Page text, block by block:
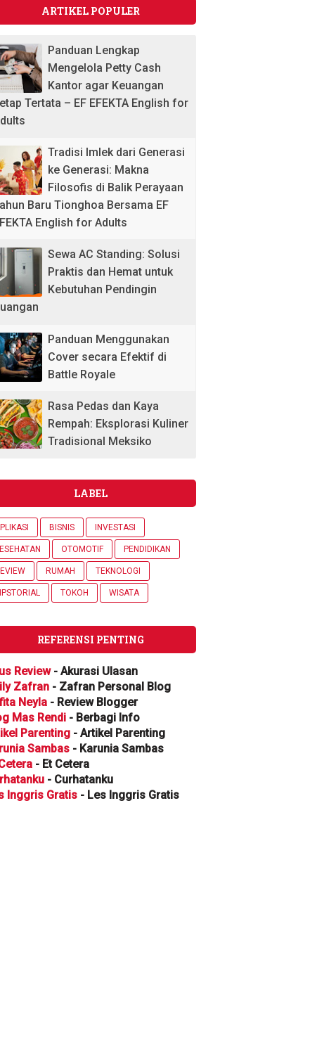
ARTIKEL POPULER
Panduan Lengkap
Mengelola Petty Cash
Kantor agar Keuangan
Tertata – EF EFEKTA English for
Tradisi Imlek dari Generasi
ke Generasi: Makna
Filosofis di Balik Perayaan
Baru Tionghoa Bersama EF
English for Adults
Sewa AC Standing: Solusi
Praktis dan Hemat untuk
Kebutuhan Pendingin
Panduan Menggunakan
Cover secara Efektif di
Battle Royale
Rasa Pedas dan Kaya
Rempah: Eksplorasi Kuliner
Tradisional Meksiko
LABEL
BISNIS INVESTASI
OTOMOTIF PENDIDIKAN
RUMAH TEKNOLOGI
TOKOH WISATA
REFERENSI PENTING
Review- Akurasi Ulasan
Zafran - Zafran Personal Blog
Neyla - Review Blogger
Mas Rendi - Berbagi Info
Parenting - Artikel Parenting
Sambas - Karunia Sambas
- Et Cetera
- Curhatanku
Inggris Gratis - Les Inggris Gratis